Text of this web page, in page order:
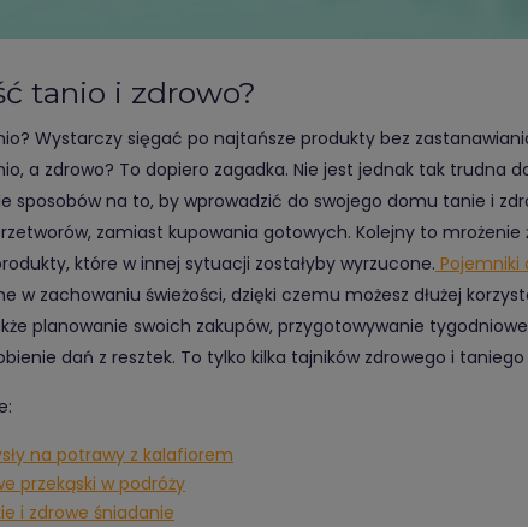
tanio i zdrowo?
Wystarczy sięgać po najtańsze produkty bez
a zdrowo? To dopiero zagadka. Nie jest jednak tak trudna
sposobów na to, by wprowadzić do swojego domu tanie i
zamiast kupowania gotowych. Kolejny to mrożenie
które w innej sytuacji zostałyby wyrzucone. Pojemniki
w zachowaniu świeżości, dzięki czemu możesz dłużej
planowanie swoich zakupów, przygotowywanie
dań z resztek. To tylko kilka tajników zdrowego i taniego
na potrawy z kalafiorem
przekąski w podróży
i zdrowe śniadanie